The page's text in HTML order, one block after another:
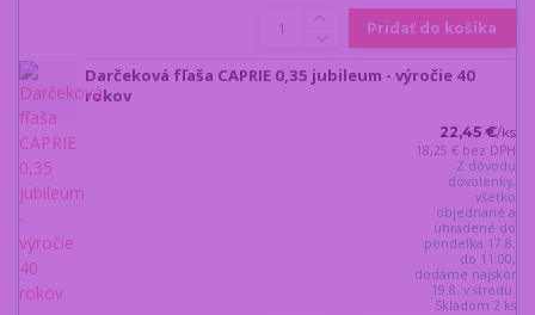
Pridať do košíka
Darčeková fľaša CAPRIE 0,35 jubileum - výročie 40
rokov
22,45 €/ks
18,25 € bez DPH
Z dôvodu
dovolenky,
všetko
objednané a
uhradené do
pondelka 17.8.
do 11:00,
dodáme najskôr
19.8. v stredu.
Skladom 2 ks